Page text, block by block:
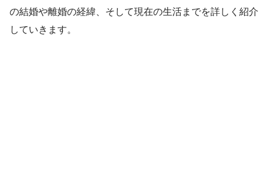
の結婚や離婚の経緯、そして現在の生活までを詳しく紹介
していきます。